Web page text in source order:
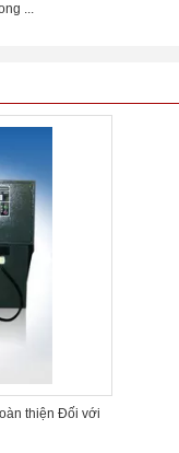
...
thiện Đối với